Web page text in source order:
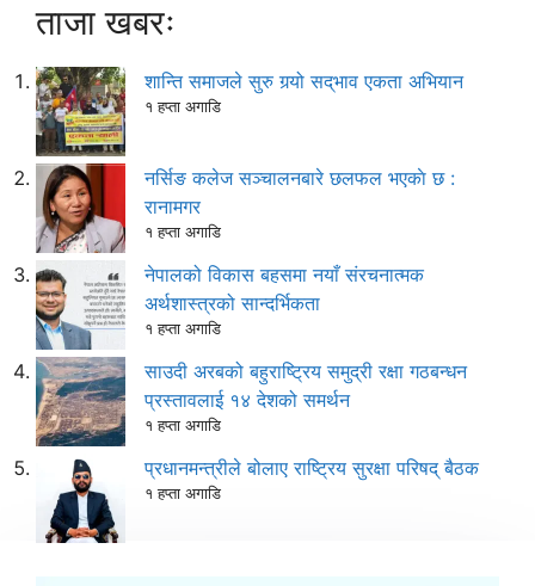
ताजा खबरः
शान्ति समाजले सुरु गर्‍यो सद्‌भाव एकता अभियान
१ हप्ता अगाडि
नर्सिङ कलेज सञ्चालनबारे छलफल भएकाे छ :
रानामगर
१ हप्ता अगाडि
नेपालको विकास बहसमा नयाँ संरचनात्मक
अर्थशास्त्रको सान्दर्भिकता
१ हप्ता अगाडि
साउदी अरबको बहुराष्ट्रिय समुद्री रक्षा गठबन्धन
प्रस्तावलाई १४ देशको समर्थन
१ हप्ता अगाडि
प्रधानमन्त्रीले बोलाए राष्ट्रिय सुरक्षा परिषद् बैठक
१ हप्ता अगाडि